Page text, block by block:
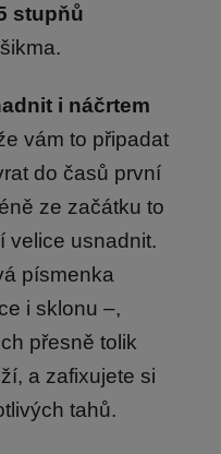
stupňů
i náčrtem
vám to připadat
do časů první
ze začátku to
velice usnadnit.
písmenka
i sklonu –,
přesně tolik
a zafixujete si
tahů.